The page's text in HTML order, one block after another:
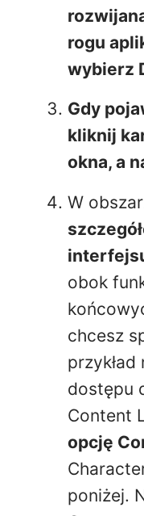
rogu
wybierz
Gdy
kliknij
okna, a
W
obok
chcesz
przykład
dostępu
Content
opcję
poniżej.